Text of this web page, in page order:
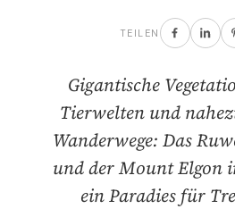
TEILEN
Gigantische
Tierwelten und
Wanderwege: Das
und der Mount Elgon
ein Paradies für